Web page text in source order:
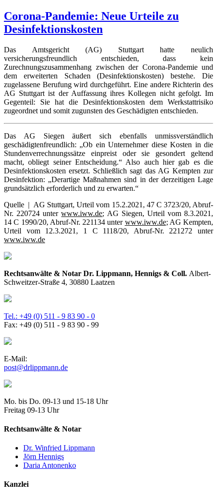
Corona-Pandemie: Neue Urteile zu
Desinfektionskosten
Das Amtsgericht (AG) Stuttgart hatte neulich
versicherungsfreundlich entschieden, dass kein
Zurechnungszusammenhang zwischen der Corona-Pandemie und
dem erweiterten Schaden (Desinfektionskosten) bestehe. Die
zugelassene Berufung wird durchgeführt. Eine andere Richterin des
AG Stuttgart ist der Auffassung ihres Kollegen nicht gefolgt. Im
Gegenteil: Sie hat die Desinfektionskosten dem Werkstattrisiko
zugeordnet und somit zugunsten des Geschädigten entschieden.
Das AG Siegen äußert sich ebenfalls unmissverständlich
geschädigtenfreundlich: „Ob ein Unternehmer diese Kosten in die
Stundenverrechnungssätze einpreist oder sie gesondert geltend
macht, obliegt seiner Entscheidung.“ Also auch hier gab es die
Desinfektionskosten ersetzt. Schließlich sagt das AG Kempten zur
Desinfektion: „Derartige Maßnahmen sind in der derzeitigen Lage
grundsätzlich erforderlich und zu erwarten.“
Quelle | AG Stuttgart, Urteil vom 15.2.2021, 47 C 3723/20, Abruf-
Nr. 220724 unterwww.iww.de; AG Siegen, Urteil vom 8.3.2021,
14 C 1990/20, Abruf-Nr. 221134 unter www.iww.de; AG Kempten,
Urteil vom 12.3.2021, 1 C 1118/20, Abruf-Nr. 221272 unter
www.iww.de
Rechtsanwälte & Notar Dr. Lippmann, Hennigs & Coll. Albert-
Schweitzer-Straße 4, 30880 Laatzen
Tel.: +49 (0) 511 - 9 83 90 - 0
Fax: +49 (0) 511 - 9 83 90 - 99
E-Mail:
post@drlippmann.de
Mo. bis Do. 09-13 und 15-18 Uhr
Freitag 09-13 Uhr
Rechtsanwälte & Notar
Dr. Winfried Lippmann
Jörn Hennigs
Daria Antonenko
Kanzlei